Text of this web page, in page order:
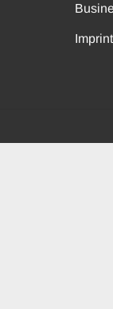
Imprint